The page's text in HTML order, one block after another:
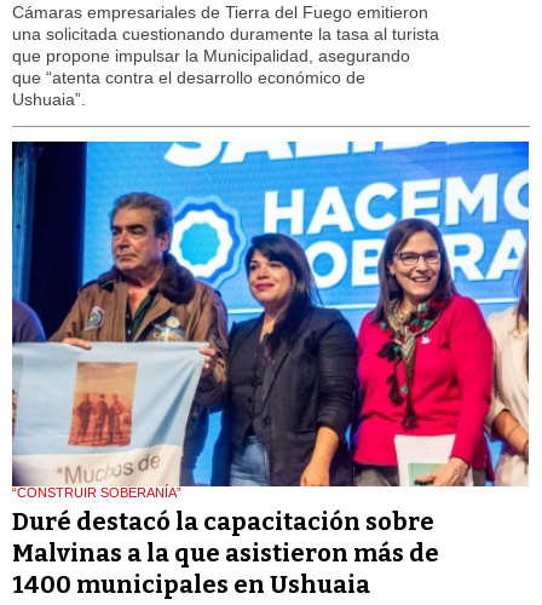
Cámaras empresariales de Tierra del Fuego emitieron
una solicitada cuestionando duramente la tasa al turista
que propone impulsar la Municipalidad, asegurando
que “atenta contra el desarrollo económico de
Ushuaia”.
“CONSTRUIR SOBERANÍA”
Duré destacó la capacitación sobre
Malvinas a la que asistieron más de
1400 municipales en Ushuaia